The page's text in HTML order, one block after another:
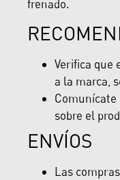
frenado.
Verifica que
a la marca,
Comunícate
sobre el
ENVÍOS
Las